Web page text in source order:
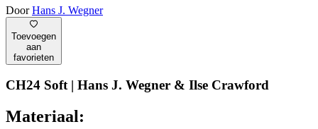
DoorHans J. Wegner
Toevoegen
aan
favorieten
CH24 Soft | Hans J. Wegner & Ilse Crawford
Materiaal: